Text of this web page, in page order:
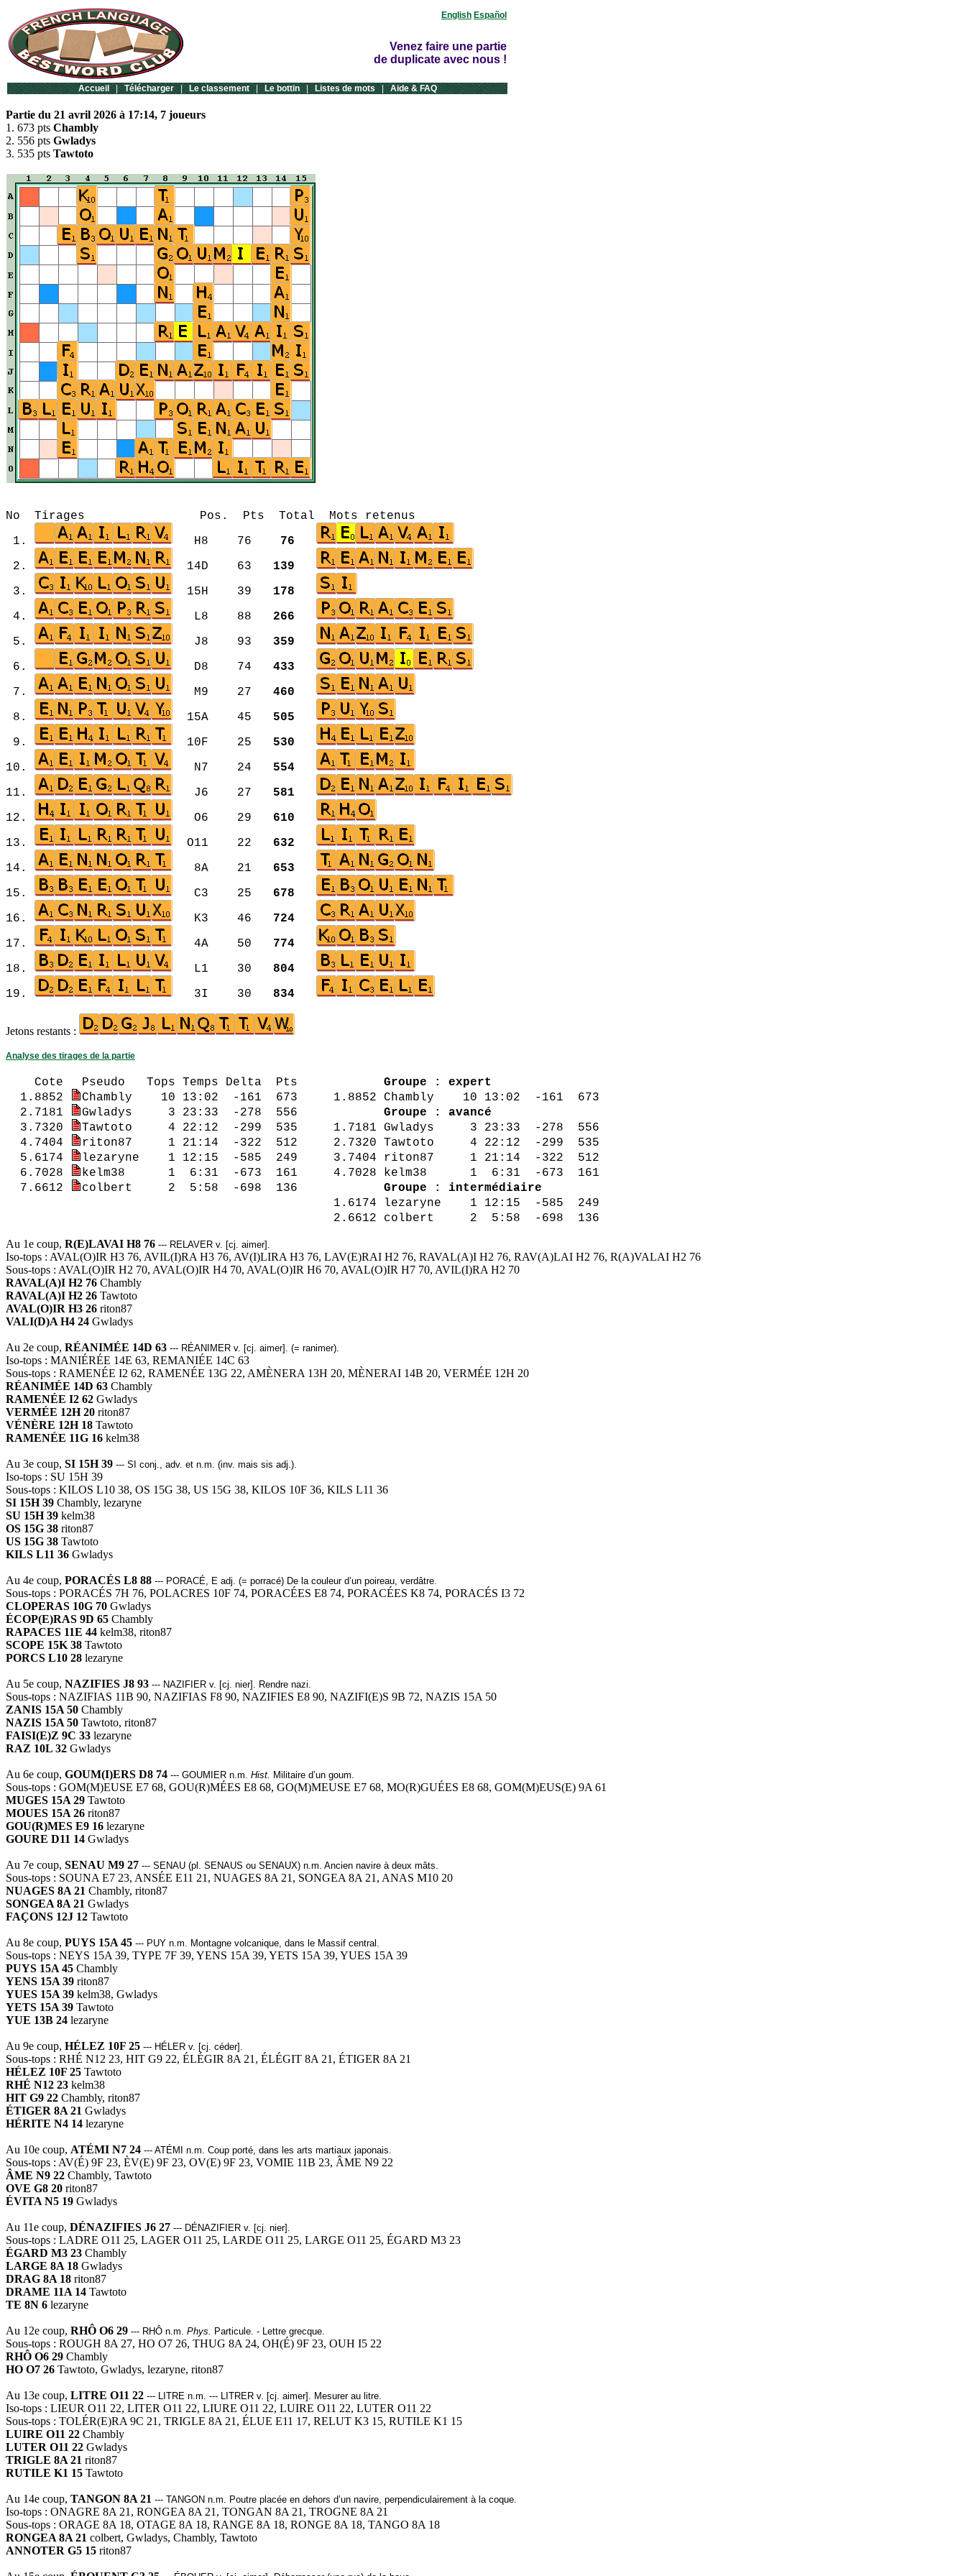
English Español
Venez faire une partie
de duplicate avec nous !
Accueil | Télécharger | Le classement | Le bottin | Listes de mots | Aide & FAQ
Partie du 21 avril 2026 à 17:14, 7 joueurs
1. 673 pts Chambly
2. 556 pts Gwladys
3. 535 pts Tawtoto
No Tirages Pos. Pts Total Mots retenus
1.
H8 76 76
2.
14D 63 139
3.
15H 39 178
4.
L8 88 266
5.
J8 93 359
6.
D8 74 433
7.
M9 27 460
8.
15A 45 505
9.
10F 25 530
10.
N7 24 554
11.
J6 27 581
12.
O6 29 610
13.
O11 22 632
14.
8A 21 653
15.
C3 25 678
16.
K3 46 724
17.
4A 50 774
18.
L1 30 804
19.
3I 30 834
Jetons restants :
Analyse des tirages de la partie
Cote Pseudo Tops Temps Delta Pts Groupe : expert
1.8852
Chambly 10 13:02 -161 673 1.8852 Chambly 10 13:02 -161 673
2.7181
Gwladys 3 23:33 -278 556 Groupe : avancé
3.7320
Tawtoto 4 22:12 -299 535 1.7181 Gwladys 3 23:33 -278 556
4.7404
riton87 1 21:14 -322 512 2.7320 Tawtoto 4 22:12 -299 535
5.6174
lezaryne 1 12:15 -585 249 3.7404 riton87 1 21:14 -322 512
6.7028
kelm38 1 6:31 -673 161 4.7028 kelm38 1 6:31 -673 161
7.6612
colbert 2 5:58 -698 136 Groupe : intermédiaire
1.6174 lezaryne 1 12:15 -585 249
2.6612 colbert 2 5:58 -698 136
Au 1e coup, R(E)LAVAI H8 76 --- RELAVER v. [cj. aimer].
Iso-tops : AVAL(O)IR H3 76, AVIL(I)RA H3 76, AV(I)LIRA H3 76, LAV(E)RAI H2 76, RAVAL(A)I H2 76, RAV(A)LAI H2 76, R(A)VALAI H2 76
Sous-tops : AVAL(O)IR H2 70, AVAL(O)IR H4 70, AVAL(O)IR H6 70, AVAL(O)IR H7 70, AVIL(I)RA H2 70
RAVAL(A)I H2 76 Chambly
RAVAL(A)I H2 26 Tawtoto
AVAL(O)IR H3 26 riton87
VALI(D)A H4 24 Gwladys
Au 2e coup, RÉANIMÉE 14D 63 --- RÉANIMER v. [cj. aimer]. (= ranimer).
Iso-tops : MANIÉRÉE 14E 63, REMANIÉE 14C 63
Sous-tops : RAMENÉE I2 62, RAMENÉE 13G 22, AMÈNERA 13H 20, MÈNERAI 14B 20, VERMÉE 12H 20
RÉANIMÉE 14D 63 Chambly
RAMENÉE I2 62 Gwladys
VERMÉE 12H 20 riton87
VÉNÈRE 12H 18 Tawtoto
RAMENÉE 11G 16 kelm38
Au 3e coup, SI 15H 39 --- SI conj., adv. et n.m. (inv. mais sis adj.).
Iso-tops : SU 15H 39
Sous-tops : KILOS L10 38, OS 15G 38, US 15G 38, KILOS 10F 36, KILS L11 36
SI 15H 39 Chambly, lezaryne
SU 15H 39 kelm38
OS 15G 38 riton87
US 15G 38 Tawtoto
KILS L11 36 Gwladys
Au 4e coup, PORACÉS L8 88 --- PORACÉ, E adj. (= porracé) De la couleur d’un poireau, verdâtre.
Sous-tops : PORACÉS 7H 76, POLACRES 10F 74, PORACÉES E8 74, PORACÉES K8 74, PORACÉS I3 72
CLOPERAS 10G 70 Gwladys
ÉCOP(E)RAS 9D 65 Chambly
RAPACES 11E 44 kelm38, riton87
SCOPE 15K 38 Tawtoto
PORCS L10 28 lezaryne
Au 5e coup, NAZIFIES J8 93 --- NAZIFIER v. [cj. nier]. Rendre nazi.
Sous-tops : NAZIFIAS 11B 90, NAZIFIAS F8 90, NAZIFIES E8 90, NAZIFI(E)S 9B 72, NAZIS 15A 50
ZANIS 15A 50 Chambly
NAZIS 15A 50 Tawtoto, riton87
FAISI(E)Z 9C 33 lezaryne
RAZ 10L 32 Gwladys
Au 6e coup, GOUM(I)ERS D8 74 --- GOUMIER n.m. Hist. Militaire d’un goum.
Sous-tops : GOM(M)EUSE E7 68, GOU(R)MÉES E8 68, GO(M)MEUSE E7 68, MO(R)GUÉES E8 68, GOM(M)EUS(E) 9A 61
MUGES 15A 29 Tawtoto
MOUES 15A 26 riton87
GOU(R)MES E9 16 lezaryne
GOURE D11 14 Gwladys
Au 7e coup, SENAU M9 27 --- SENAU (pl. SENAUS ou SENAUX) n.m. Ancien navire à deux mâts.
Sous-tops : SOUNA E7 23, ANSÉE E11 21, NUAGES 8A 21, SONGEA 8A 21, ANAS M10 20
NUAGES 8A 21 Chambly, riton87
SONGEA 8A 21 Gwladys
FAÇONS 12J 12 Tawtoto
Au 8e coup, PUYS 15A 45 --- PUY n.m. Montagne volcanique, dans le Massif central.
Sous-tops : NEYS 15A 39, TYPE 7F 39, YENS 15A 39, YETS 15A 39, YUES 15A 39
PUYS 15A 45 Chambly
YENS 15A 39 riton87
YUES 15A 39 kelm38, Gwladys
YETS 15A 39 Tawtoto
YUE 13B 24 lezaryne
Au 9e coup, HÉLEZ 10F 25 --- HÉLER v. [cj. céder].
Sous-tops : RHÉ N12 23, HIT G9 22, ÉLÉGIR 8A 21, ÉLÉGIT 8A 21, ÉTIGER 8A 21
HÉLEZ 10F 25 Tawtoto
RHÉ N12 23 kelm38
HIT G9 22 Chambly, riton87
ÉTIGER 8A 21 Gwladys
HÉRITE N4 14 lezaryne
Au 10e coup, ATÉMI N7 24 --- ATÉMI n.m. Coup porté, dans les arts martiaux japonais.
Sous-tops : AV(É) 9F 23, ÈV(E) 9F 23, OV(E) 9F 23, VOMIE 11B 23, ÂME N9 22
ÂME N9 22 Chambly, Tawtoto
OVE G8 20 riton87
ÉVITA N5 19 Gwladys
Au 11e coup, DÉNAZIFIES J6 27 --- DÉNAZIFIER v. [cj. nier].
Sous-tops : LADRE O11 25, LAGER O11 25, LARDE O11 25, LARGE O11 25, ÉGARD M3 23
ÉGARD M3 23 Chambly
LARGE 8A 18 Gwladys
DRAG 8A 18 riton87
DRAME 11A 14 Tawtoto
TE 8N 6 lezaryne
Au 12e coup, RHÔ O6 29 --- RHÔ n.m. Phys. Particule. - Lettre grecque.
Sous-tops : ROUGH 8A 27, HO O7 26, THUG 8A 24, OH(É) 9F 23, OUH I5 22
RHÔ O6 29 Chambly
HO O7 26 Tawtoto, Gwladys, lezaryne, riton87
Au 13e coup, LITRE O11 22 --- LITRE n.m. --- LITRER v. [cj. aimer]. Mesurer au litre.
Iso-tops : LIEUR O11 22, LITER O11 22, LIURE O11 22, LUIRE O11 22, LUTER O11 22
Sous-tops : TOLÉR(E)RA 9C 21, TRIGLE 8A 21, ÉLUE E11 17, RELUT K3 15, RUTILE K1 15
LUIRE O11 22 Chambly
LUTER O11 22 Gwladys
TRIGLE 8A 21 riton87
RUTILE K1 15 Tawtoto
Au 14e coup, TANGON 8A 21 --- TANGON n.m. Poutre placée en dehors d’un navire, perpendiculairement à la coque.
Iso-tops : ONAGRE 8A 21, RONGEA 8A 21, TONGAN 8A 21, TROGNE 8A 21
Sous-tops : ORAGE 8A 18, OTAGE 8A 18, RANGE 8A 18, RONGE 8A 18, TANGO 8A 18
RONGEA 8A 21 colbert, Gwladys, Chambly, Tawtoto
ANNOTER G5 15 riton87